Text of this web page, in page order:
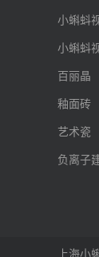
小蝌蚪
小蝌蚪
百丽晶
釉面砖
艺术瓷
负离子
上海小